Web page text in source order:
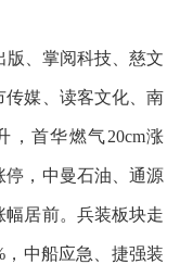
、掌阅科技、慈文
传媒、读客文化、南
，首华燃气20cm涨
停，中曼石油、通源
居前。兵装板块走
中船应急、捷强装